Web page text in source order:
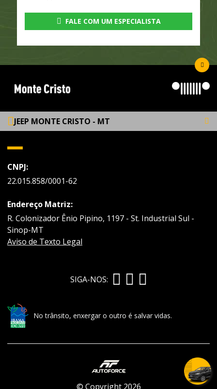
FALE COM UM ESPECIALISTA
JEEP MONTE CRISTO - MT
CNPJ:
22.015.858/0001-62
Endereço Matriz:
R. Colonizador Ênio Pipino, 1197 - St. Industrial Sul -
Sinop-MT
Aviso de Texto Legal
SIGA-NOS:
No trânsito, enxergar o outro é salvar vidas.
© Copyright 2026